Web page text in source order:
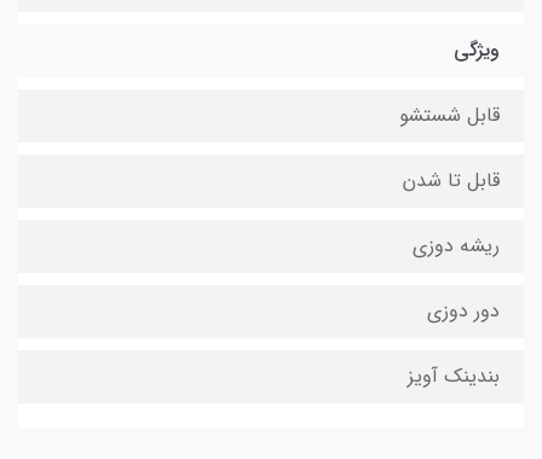
ویژگی
قابل شستشو
قابل تا شدن
ریشه دوزی
دور دوزی
بندینک آویز